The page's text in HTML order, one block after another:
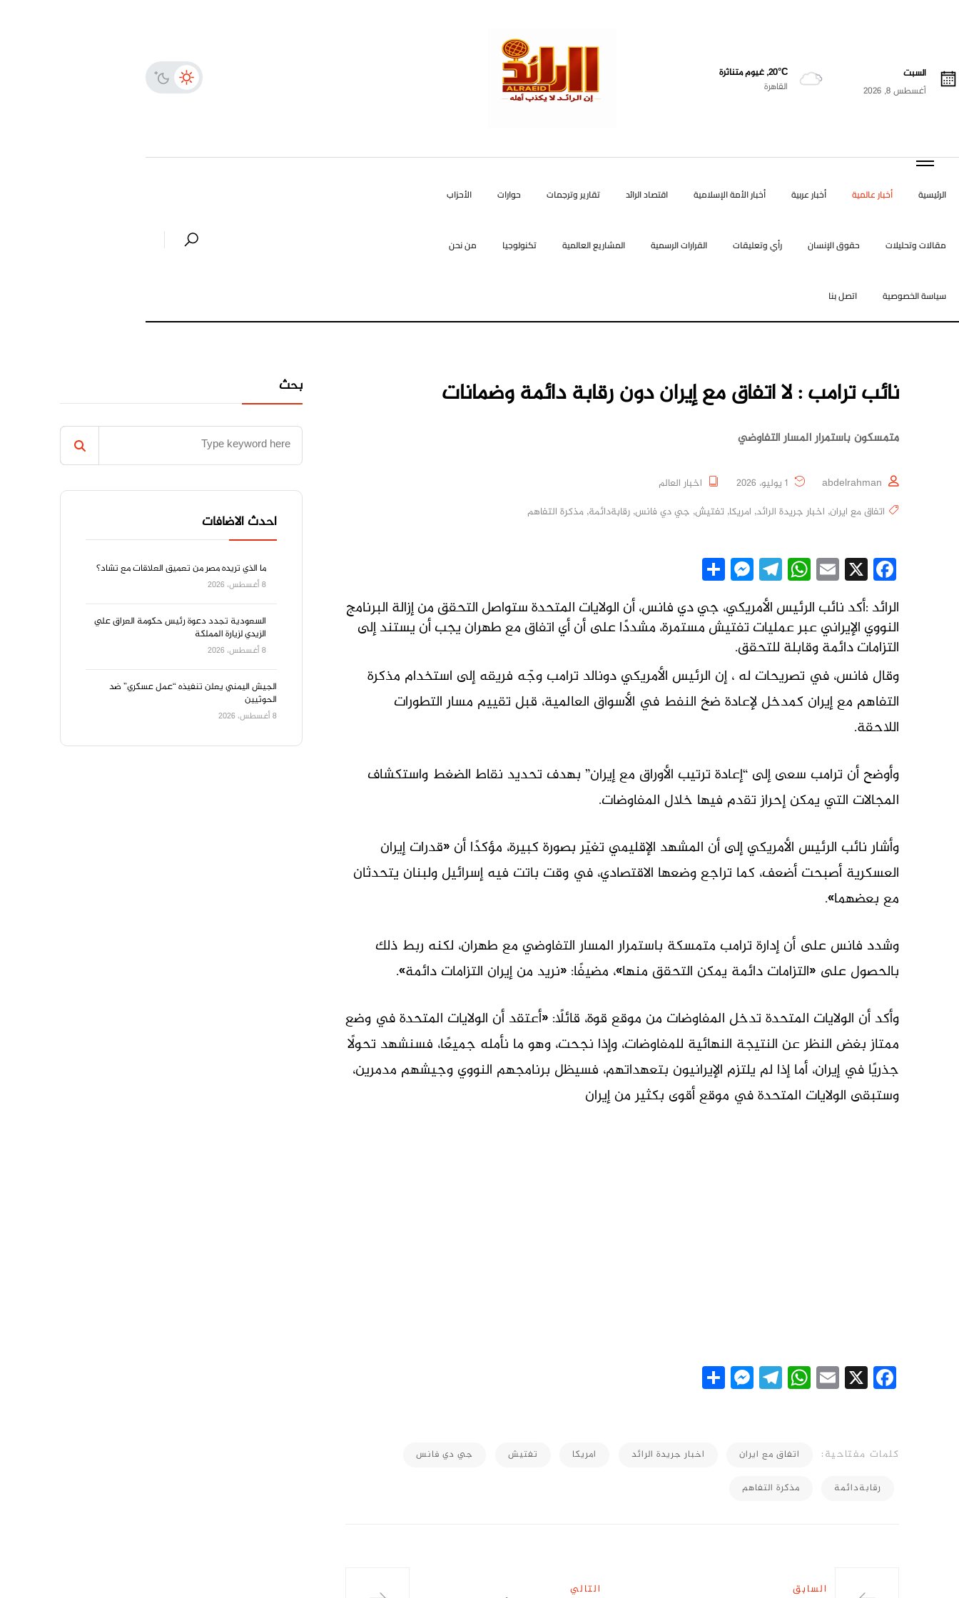
السبت
أغسطس 8, 2026
20°C, غيوم متناثرة
القاهرة
الرئيسية أخبار عالمية أخبار عربية أخبار الأمة الإسلامية اقتصاد الرائد تقارير وترجمات حوارات الأحزاب
مقالات وتحليلات حقوق الإنسان رأي وتعليقات القرارات الرسمية المشاريع العالمية تكنولوجيا من نحن
سياسة الخصوصية اتصل بنا
نائب ترامب : لا اتفاق مع إيران دون رقابة دائمة وضمانات
متمسكون باستمرار المسار التفاوضي
abdelrahman
اخبار العالم
اتفاق مع ايران, اخبار جريدة الرائد, امريكا, تفتيش, جي دي فانس, رقابةدائمة, مذكرة التفاهم
Facebook
X
Email
WhatsApp
Telegram
Messenger
الرائد :أكد نائب الرئيس الأمريكي، جي دي فانس، أن الولايات المتحدة ستواصل التحقق من إزالة البرنامج
النووي الإيراني عبر عمليات تفتيش مستمرة، مشددًا على أن أي اتفاق مع طهران يجب أن يستند إلى
التزامات دائمة وقابلة للتحقق.
وقال فانس، في تصريحات له ، إن الرئيس الأمريكي دونالد ترامب وجّه فريقه إلى استخدام مذكرة
التفاهم مع إيران كمدخل لإعادة ضخ النفط في الأسواق العالمية، قبل تقييم مسار التطورات
اللاحقة.
وأوضح أن ترامب سعى إلى “إعادة ترتيب الأوراق مع إيران” بهدف تحديد نقاط الضغط واستكشاف
المجالات التي يمكن إحراز تقدم فيها خلال المفاوضات.
وأشار نائب الرئيس الأمريكي إلى أن المشهد الإقليمي تغيّر بصورة كبيرة، مؤكدًا أن «قدرات إيران
العسكرية أصبحت أضعف، كما تراجع وضعها الاقتصادي، في وقت باتت فيه إسرائيل ولبنان يتحدثان
مع بعضهما».
وشدد فانس على أن إدارة ترامب متمسكة باستمرار المسار التفاوضي مع طهران، لكنه ربط ذلك
بالحصول على «التزامات دائمة يمكن التحقق منها»، مضيفًا: «نريد من إيران التزامات دائمة».
وأكد أن الولايات المتحدة تدخل المفاوضات من موقع قوة، قائلًا: «أعتقد أن الولايات المتحدة في وضع
ممتاز بغض النظر عن النتيجة النهائية للمفاوضات، وإذا نجحت، وهو ما نأمله جميعًا، فسنشهد تحولًا
جذريًا في إيران، أما إذا لم يلتزم الإيرانيون بتعهداتهم، فسيظل برنامجهم النووي وجيشهم مدمرين،
وستبقى الولايات المتحدة في موقع أقوى بكثير من إيران
Facebook
X
Email
WhatsApp
Telegram
Messenger
كلمات مفتاحية: اتفاق مع ايران اخبار جريدة الرائد امريكا تفتيش جي دي فانس
رقابةدائمة مذكرة التفاهم
السابق التالي
بحث
احدث الاضافات
ما الذي تريده مصر من تعميق العلاقات مع تشاد؟
8 أغسطس، 2026
السعودية تجدد دعوة رئيس حكومة العراق علي
الزيدي لزيارة المملكة
8 أغسطس، 2026
الجيش اليمني يعلن تنفيذه “عمل عسكري” ضد
الحوثيين
8 أغسطس، 2026